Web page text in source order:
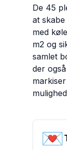
De 45
at
med
m2 og
samlet
der
💌